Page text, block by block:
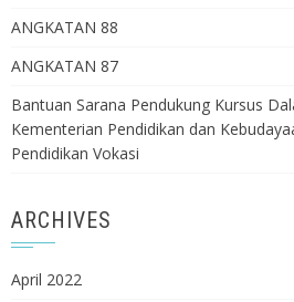
ANGKATAN 88
ANGKATAN 87
Bantuan Sarana Pendukung Kursus
Kementerian Pendidikan dan
Pendidikan Vokasi
ARCHIVES
April 2022